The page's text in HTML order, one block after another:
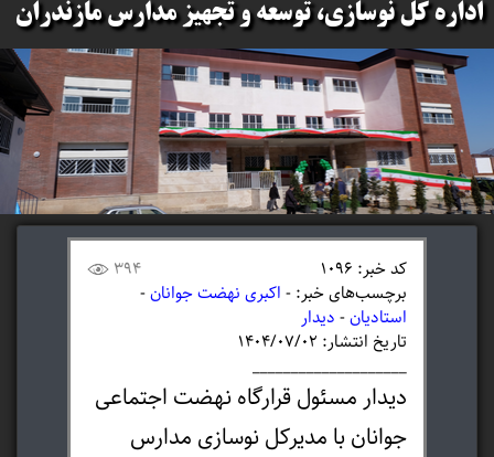
394
کد خبر: 1096
برچسب‌های خبر: -اکبری نهضت جوانان-
استادیان-دیدار
تاریخ انتشار: ۱۴۰۴/۰۷/۰۲
____________________
دیدار مسئول قرارگاه نهضت اجتماعی
جوانان با مدیرکل نوسازی مدارس